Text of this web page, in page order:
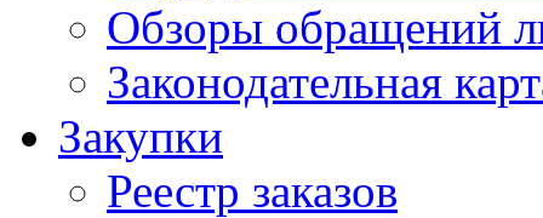
Обзоры обращений
Законодательная
Закупки
Реестр заказов